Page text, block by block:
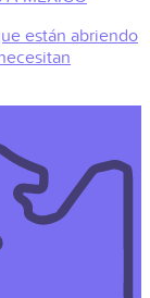
están abriendo